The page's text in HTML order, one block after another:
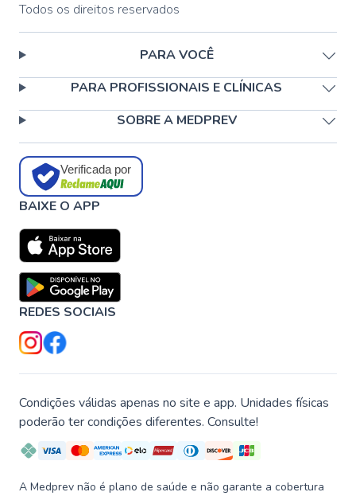
Todos os direitos reservados
PARA VOCÊ
PARA PROFISSIONAIS E CLÍNICAS
SOBRE A MEDPREV
Verificada por
BAIXE O APP
REDES SOCIAIS
Condições válidas apenas no site e app. Unidades físicas
poderão ter condições diferentes. Consulte!
A Medprev não é plano de saúde e não garante a cobertura